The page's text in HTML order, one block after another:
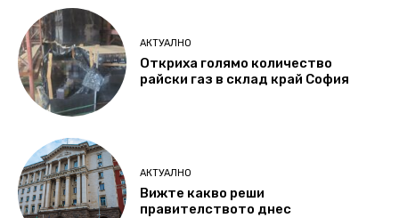
АКТУАЛНО
Откриха голямо количество
райски газ в склад край София
АКТУАЛНО
Вижте какво реши
правителството днес